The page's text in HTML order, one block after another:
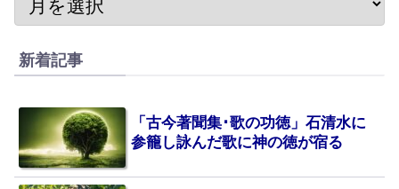
新着記事
「古今著聞集･歌の功徳」石清水に
参籠し詠んだ歌に神の徳が宿る